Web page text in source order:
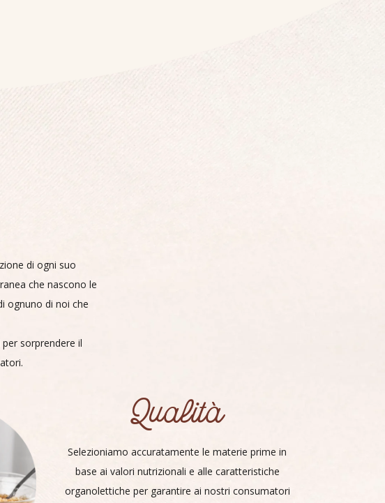
di ogni suo
che nascono le
ognuno di noi che
sorprendere il
Qualità
Selezioniamo accuratamente le materie prime in
base ai valori nutrizionali e alle caratteristiche
organolettiche per garantire ai nostri consumatori